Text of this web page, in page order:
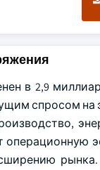
в 2,9
спросом